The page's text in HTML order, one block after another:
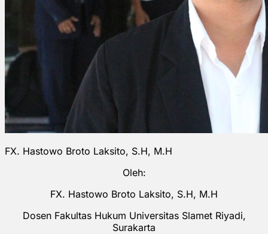
FX. Hastowo Broto Laksito, S.H, M.H
Oleh:
FX. Hastowo Broto Laksito, S.H, M.H
Dosen Fakultas Hukum Universitas Slamet Riyadi,
Surakarta